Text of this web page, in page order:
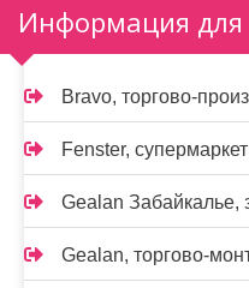
Информация для
Bravo, торгово-
Fenster,
Gealan Забайкалье,
Gealan, торгово-